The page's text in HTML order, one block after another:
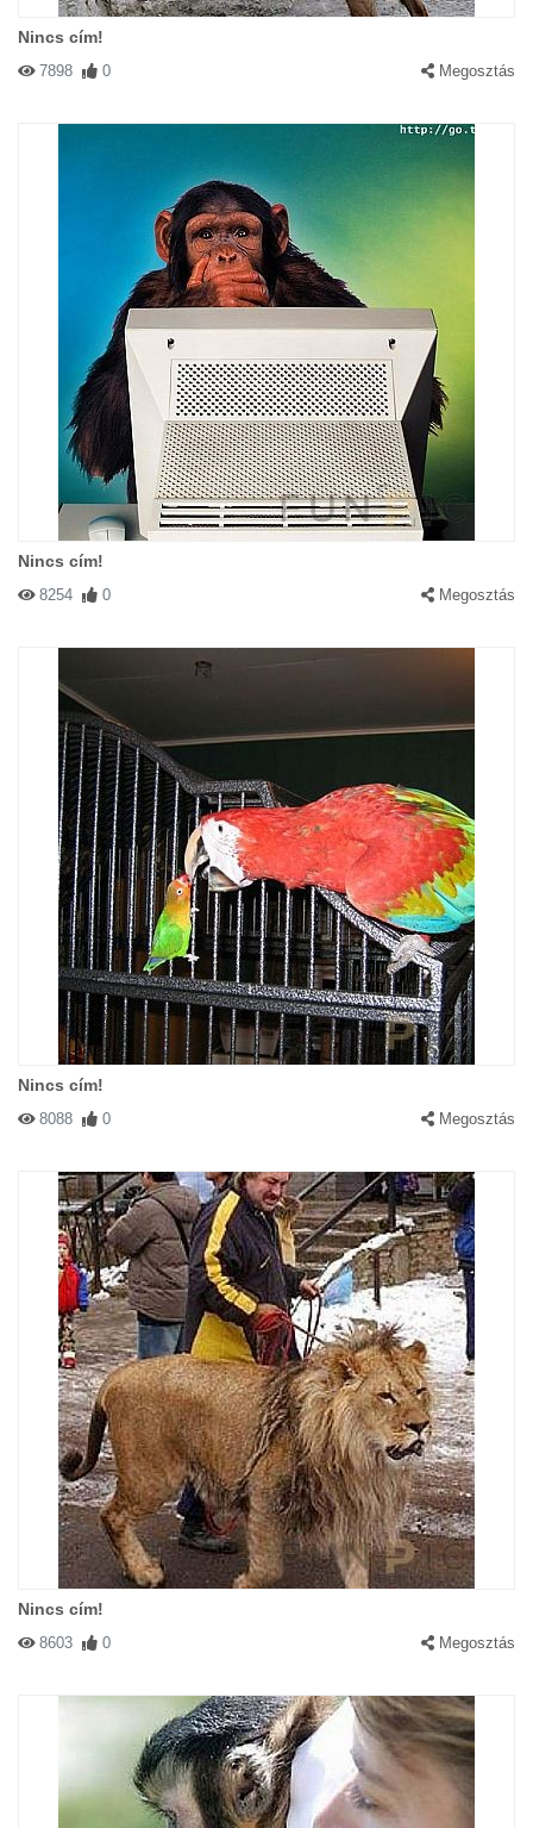
Nincs cím!
7898 0 Megosztás
Nincs cím!
8254 0 Megosztás
Nincs cím!
8088 0 Megosztás
Nincs cím!
8603 0 Megosztás